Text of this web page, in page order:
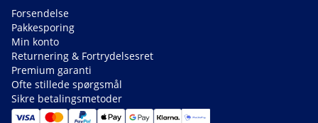
Forsendelse
Pakkesporing
Min konto
Returnering & Fortrydelsesret
Premium garanti
Ofte stillede spørgsmål
Sikre betalingsmetoder